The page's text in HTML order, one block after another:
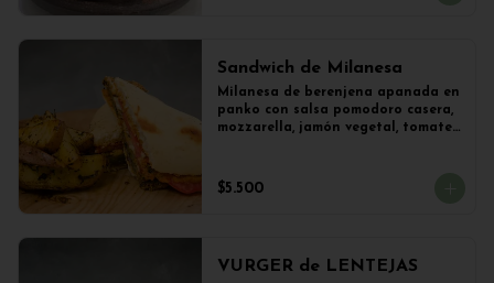
Sandwich de Milanesa
Milanesa de berenjena apanada en
panko con salsa pomodoro casera,
mozzarella, jamón vegetal, tomate,
$5.500
VURGER de LENTEJAS